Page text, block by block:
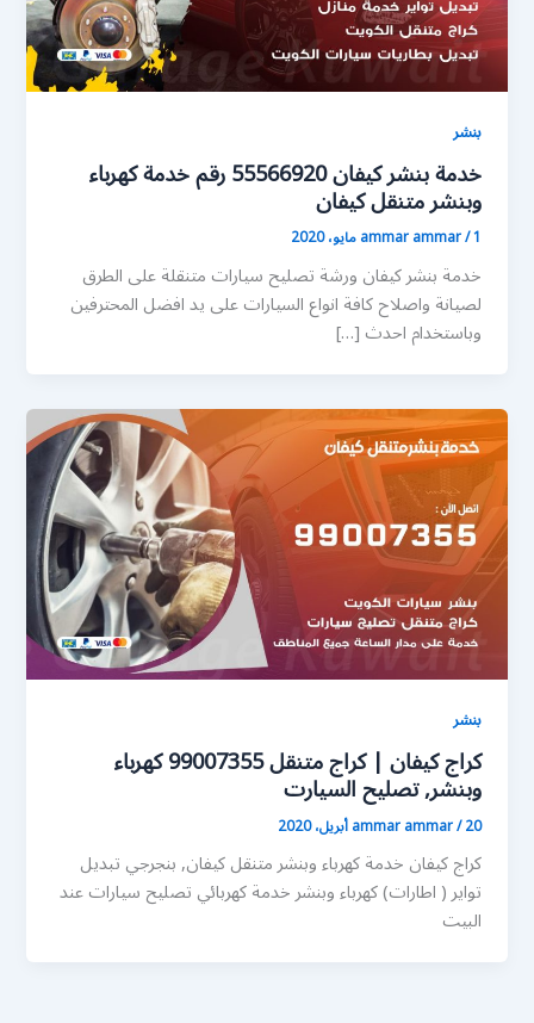
بنشر
خدمة بنشر كيفان 55566920 رقم خدمة كهرباء
وبنشر متنقل كيفان
ammar ammar/1 مايو، 2020
خدمة بنشر كيفان ورشة تصليح سيارات متنقلة على الطرق
لصيانة واصلاح كافة انواع السيارات على يد افضل المحترفين
وباستخدام احدث […]
بنشر
كراج كيفان | كراج متنقل 99007355 كهرباء
وبنشر, تصليح السيارت
ammar ammar/20 أبريل، 2020
كراج كيفان خدمة كهرباء وبنشر متنقل كيفان, بنجرجي تبديل
تواير ( اطارات) كهرباء وبنشر خدمة كهربائي تصليح سيارات عند
البيت